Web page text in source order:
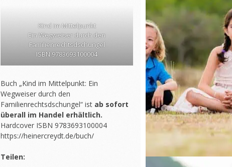
Kind im Mittelpunkt
Ein Wegweiser durch den
Familienrechtsdschungel
ISBN 9783693100004
Buch „Kind im Mittelpunkt: Ein
Wegweiser durch den
Familienrechtsdschungel“ ist ab sofort
überall im Handel erhältlich.
Hardcover ISBN 9783693100004
https://heinercreydt.de/buch/
Teilen: